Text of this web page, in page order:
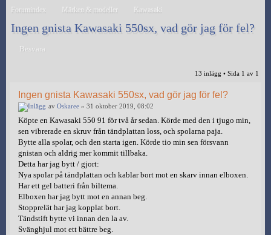
Forumindex Märken & modeller Kawasaki
Ingen gnista Kawasaki 550sx, vad gör jag för fel?
Besvara
13 inlägg • Sida 1 av 1
Ingen gnista Kawasaki 550sx, vad gör jag för fel?
av Oskaree » 31 oktober 2019, 08:02
Köpte en Kawasaki 550 91 för två år sedan. Körde med den i tjugo min,
sen vibrerade en skruv från tändplattan loss, och spolarna paja.
Bytte alla spolar, och den starta igen. Körde tio min sen försvann
gnistan och aldrig mer kommit tillbaka.
Detta har jag bytt / gjort:
Nya spolar på tändplattan och kablar bort mot en skarv innan elboxen.
Har ett gel batteri från biltema.
Elboxen har jag bytt mot en annan beg.
Stopprelät har jag kopplat bort.
Tändstift bytte vi innan den la av.
Svänghjul mot ett bättre beg.